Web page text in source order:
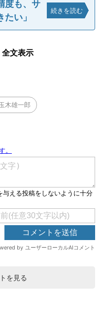
度も、サ
い」
続きを読む
全文表示
木雄一郎
を見る